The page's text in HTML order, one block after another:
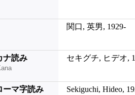
関口, 英男, 1929-
ナ読み セキグチ, ヒデオ,
ーマ字読み Sekiguchi, Hideo,